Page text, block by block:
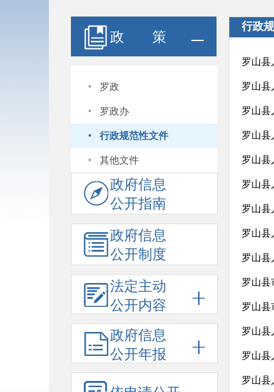
政 策
· 罗政
· 罗政办
· 行政规范性文件
· 其他文件
政府信息
公开指南
政府信息
公开制度
法定主动
公开内容
政府信息
公开年报
行政
罗山县
罗山县
罗山县
罗山县
罗山县
罗山县
罗山县
罗山县
罗山县
罗山县